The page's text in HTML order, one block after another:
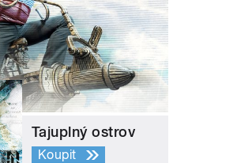
Tajuplný ostrov
Koupit